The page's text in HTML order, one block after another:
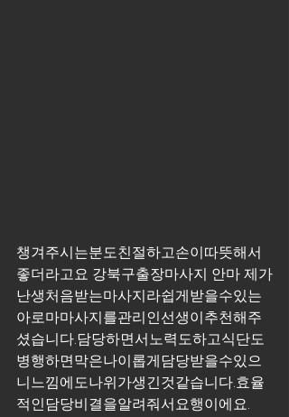
챙겨주시는분도친절하고손이따뜻해서
좋더라고요 강북구출장마사지 안마 제가
난생처음받는마사지라쉽게받을수있는
아로마마사지를관리인선생이추천해주
셨습니다.담당하면서노력도하고식단도
병행하면막은나이롭게담당받을수있으
니느낌에도나위가생긴것같습니다.효율
적인담당비결을알려줘서요행이에요.